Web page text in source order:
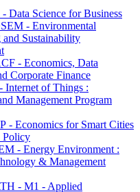
Data Science for Business
- Environmental
and Sustainability
- Economics, Data
Corporate Finance
Internet of Things :
Management Program
- Economics for Smart Cities
Policy
- Energy Environment :
& Management
- M1 - Applied